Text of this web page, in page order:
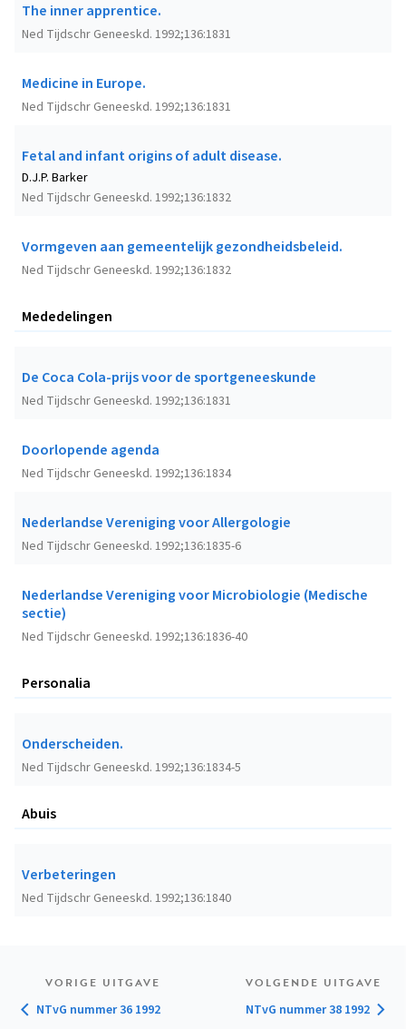
The inner apprentice.
Ned Tijdschr Geneeskd. 1992;136:1831
Medicine in Europe.
Ned Tijdschr Geneeskd. 1992;136:1831
Fetal and infant origins of adult disease.
Ned Tijdschr Geneeskd. 1992;136:1832
D.J.P. Barker
Vormgeven aan gemeentelijk gezondheidsbeleid.
Ned Tijdschr Geneeskd. 1992;136:1832
Mededelingen
De Coca Cola-prijs voor de sportgeneeskunde
Ned Tijdschr Geneeskd. 1992;136:1831
Doorlopende agenda
Ned Tijdschr Geneeskd. 1992;136:1834
Nederlandse Vereniging voor Allergologie
Ned Tijdschr Geneeskd. 1992;136:1835-6
Nederlandse Vereniging voor Microbiologie (Medische
sectie)
Ned Tijdschr Geneeskd. 1992;136:1836-40
Personalia
Onderscheiden.
Ned Tijdschr Geneeskd. 1992;136:1834-5
Abuis
Verbeteringen
Ned Tijdschr Geneeskd. 1992;136:1840
VORIGE UITGAVE
NTvG nummer 36 1992
VOLGENDE UITGAVE
NTvG nummer 38 1992